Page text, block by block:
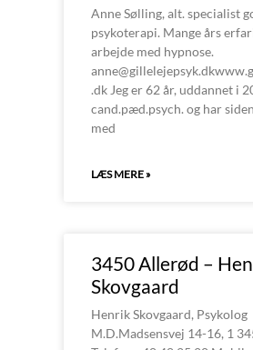
Anne Sølling, alt. specialist
psykoterapi. Mange års
arbejde med hypnose.
.dk Jeg er 62 år, uddannet i
cand.pæd.psych. og har
med
LÆS MERE »
3450 Allerød –
Skovgaard
Henrik Skovgaard, Psykolog
M.D.Madsensvej 14-16, 1